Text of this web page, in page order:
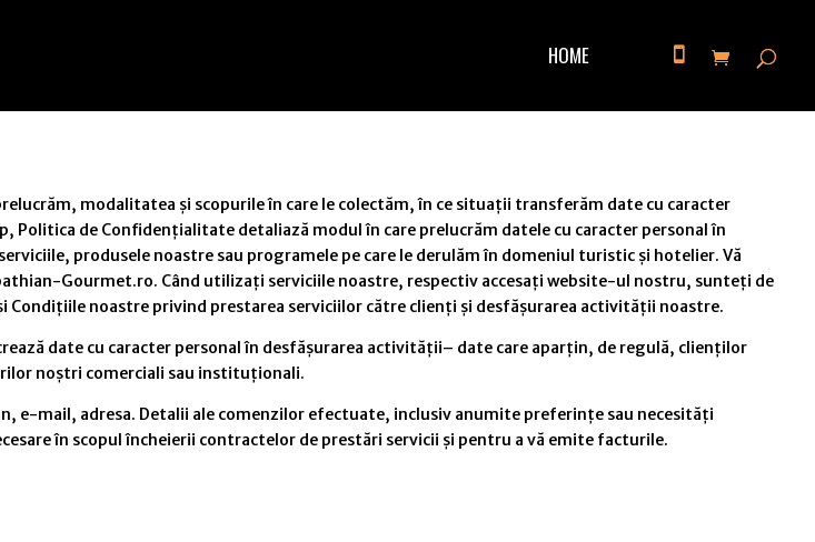
HOME
modalitatea și scopurile în care le colectăm, în ce situații transferăm date cu caracter
Politica de Confidențialitate detaliază modul în care prelucrăm datele cu caracter personal în
produsele noastre sau programele pe care le derulăm în domeniul turistic și hotelier. Vă
Gourmet.ro. Când utilizați serviciile noastre, respectiv accesați website-ul nostru, sunteți de
noastre privind prestarea serviciilor către clienți și desfășurarea activității noastre.
date cu caracter personal în desfășurarea activității– date care aparțin, de regulă, clienților
noștri comerciali sau instituționali.
e-mail, adresa. Detalii ale comenzilor efectuate, inclusiv anumite preferințe sau necesități
în scopul încheierii contractelor de prestări servicii și pentru a vă emite facturile.